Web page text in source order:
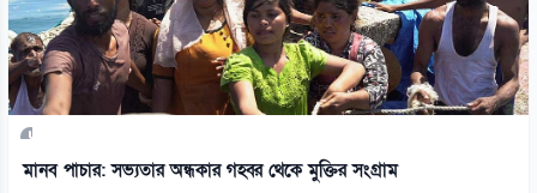
মানব পাচার: সভ্যতার অন্ধকার গহ্বর থেকে মুক্তির সংগ্রাম